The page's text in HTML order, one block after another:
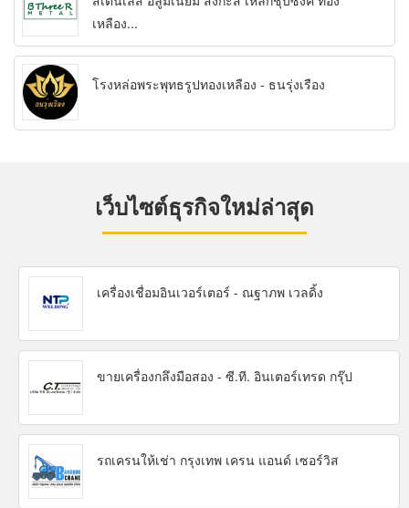
เหลือง...
โรงหล่อพระพุทธรูปทองเหลือง - ธนรุ่งเรือง
เว็บไซต์ธุรกิจใหม่ล่าสุด
เครื่องเชื่อมอินเวอร์เตอร์ - ณฐาภพ เวลดิ้ง
ขายเครื่องกลึงมือสอง - ซี.ที. อินเตอร์เทรด กรุ๊ป
รถเครนให้เช่า กรุงเทพ เครน แอนด์ เซอร์วิส